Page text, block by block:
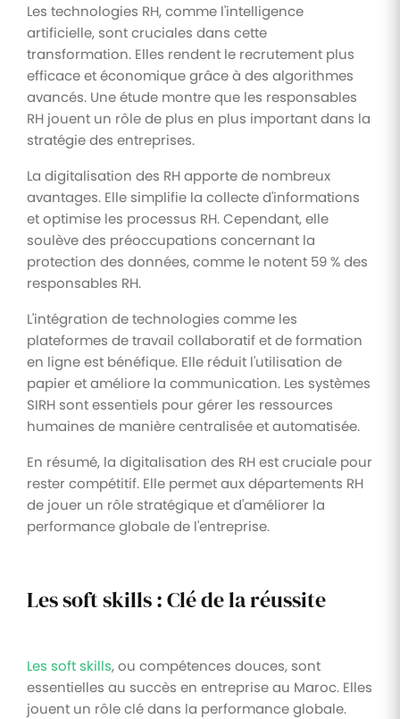
Les technologies RH, comme l'intelligence
artificielle, sont cruciales dans cette
transformation. Elles rendent le recrutement plus
efficace et économique grâce à des algorithmes
avancés. Une étude montre que les responsables
RH jouent un rôle de plus en plus important dans la
stratégie des entreprises.
La digitalisation des RH apporte de nombreux
avantages. Elle simplifie la collecte d'informations
et optimise les processus RH. Cependant, elle
soulève des préoccupations concernant la
protection des données, comme le notent 59 % des
responsables RH.
L'intégration de technologies comme les
plateformes de travail collaboratif et de formation
en ligne est bénéfique. Elle réduit l'utilisation de
papier et améliore la communication. Les systèmes
SIRH sont essentiels pour gérer les ressources
humaines de manière centralisée et automatisée.
En résumé, la digitalisation des RH est cruciale pour
rester compétitif. Elle permet aux départements RH
de jouer un rôle stratégique et d'améliorer la
performance globale de l'entreprise.
Les soft skills : Clé de la réussite
Les soft skills, ou compétences douces, sont
essentielles au succès en entreprise au Maroc. Elles
jouent un rôle clé dans la performance globale.